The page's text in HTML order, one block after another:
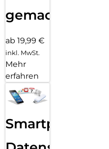
gemacht!
ab 19,99 €
inkl. MwSt.
Mehr
erfahren
Smartphone